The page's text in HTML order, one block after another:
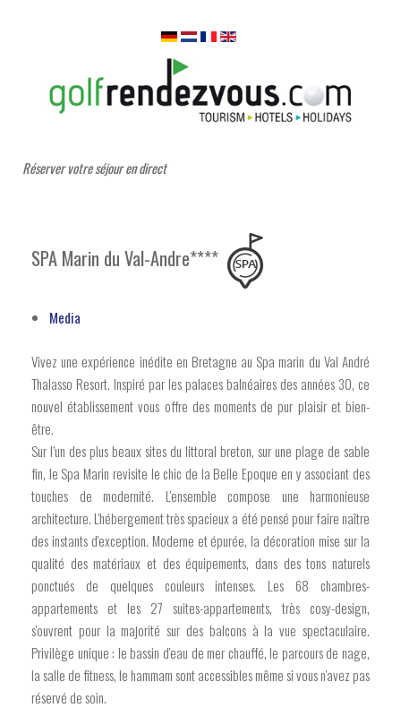
Réserver votre séjour en direct
SPA Marin du Val-Andre****
Media
Vivez une expérience inédite en Bretagne au Spa marin du Val André
Thalasso Resort. Inspiré par les palaces balnéaires des années 30, ce
nouvel établissement vous offre des moments de pur plaisir et bien-
être.
Sur l’un des plus beaux sites du littoral breton, sur une plage de sable
fin, le Spa Marin revisite le chic de la Belle Epoque en y associant des
touches de modernité. L'ensemble compose une harmonieuse
architecture. L'hébergement très spacieux a été pensé pour faire naître
des instants d'exception. Moderne et épurée, la décoration mise sur la
qualité des matériaux et des équipements, dans des tons naturels
ponctués de quelques couleurs intenses. Les 68 chambres-
appartements et les 27 suites-appartements, très cosy-design,
s'ouvrent pour la majorité sur des balcons à la vue spectaculaire.
Privilège unique : le bassin d'eau de mer chauffé, le parcours de nage,
la salle de fitness, le hammam sont accessibles même si vous n'avez pas
réservé de soin.